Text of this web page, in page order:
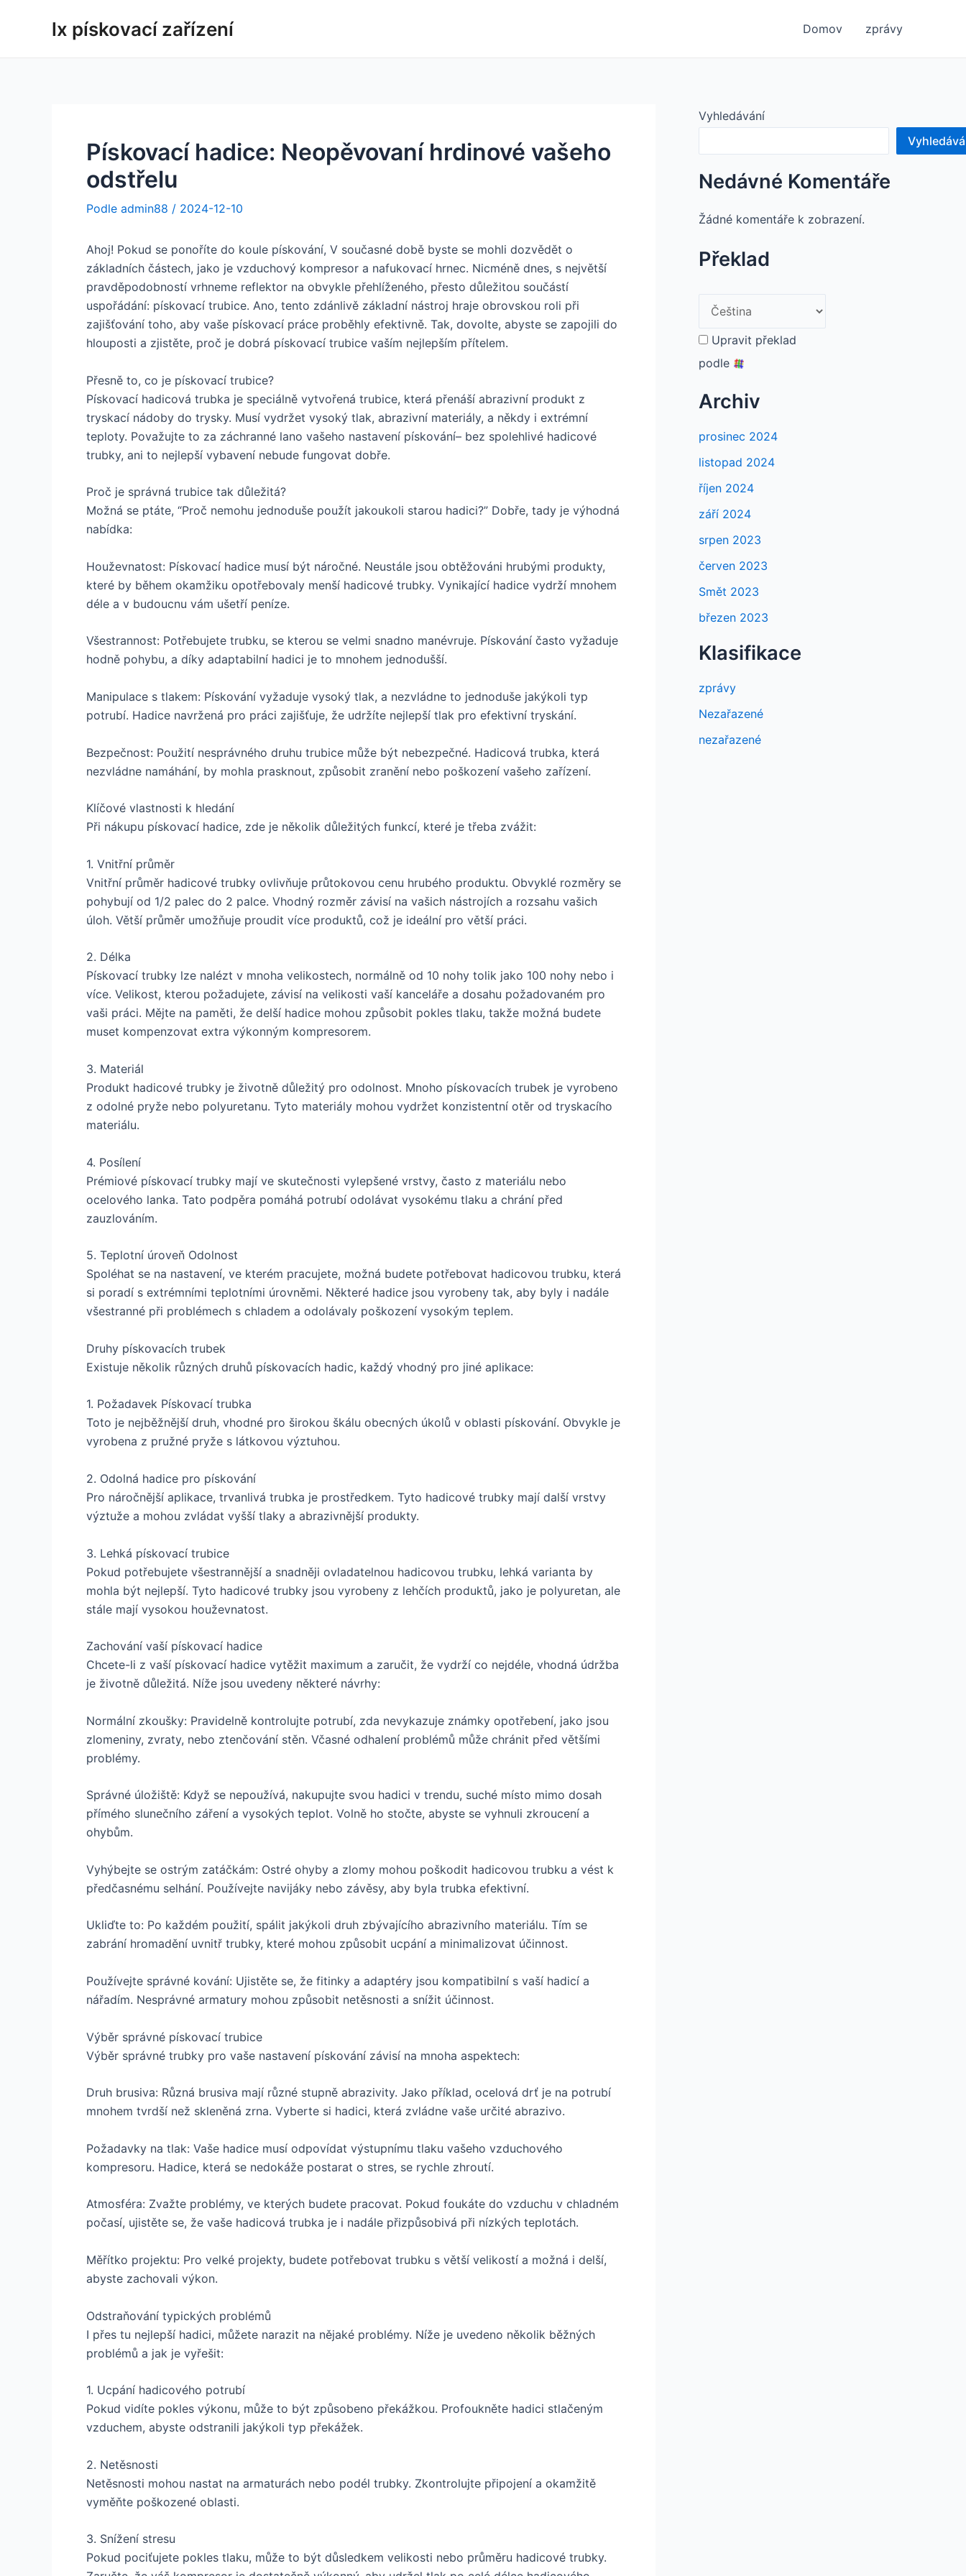
lx pískovací zařízení Domov zprávy
Pískovací hadice: Neopěvovaní hrdinové vašeho
odstřelu
Podle admin88 / 2024-12-10
Ahoj! Pokud se ponoříte do koule pískování, V současné době byste se mohli dozvědět o
základních částech, jako je vzduchový kompresor a nafukovací hrnec. Nicméně dnes, s největší
pravděpodobností vrhneme reflektor na obvykle přehlíženého, přesto důležitou součástí
uspořádání: pískovací trubice. Ano, tento zdánlivě základní nástroj hraje obrovskou roli při
zajišťování toho, aby vaše pískovací práce proběhly efektivně. Tak, dovolte, abyste se zapojili do
hlouposti a zjistěte, proč je dobrá pískovací trubice vaším nejlepším přítelem.
Přesně to, co je pískovací trubice?
Pískovací hadicová trubka je speciálně vytvořená trubice, která přenáší abrazivní produkt z
tryskací nádoby do trysky. Musí vydržet vysoký tlak, abrazivní materiály, a někdy i extrémní
teploty. Považujte to za záchranné lano vašeho nastavení pískování– bez spolehlivé hadicové
trubky, ani to nejlepší vybavení nebude fungovat dobře.
Proč je správná trubice tak důležitá?
Možná se ptáte, “Proč nemohu jednoduše použít jakoukoli starou hadici?” Dobře, tady je výhodná
nabídka:
Houževnatost: Pískovací hadice musí být náročné. Neustále jsou obtěžováni hrubými produkty,
které by během okamžiku opotřebovaly menší hadicové trubky. Vynikající hadice vydrží mnohem
déle a v budoucnu vám ušetří peníze.
Všestrannost: Potřebujete trubku, se kterou se velmi snadno manévruje. Pískování často vyžaduje
hodně pohybu, a díky adaptabilní hadici je to mnohem jednodušší.
Manipulace s tlakem: Pískování vyžaduje vysoký tlak, a nezvládne to jednoduše jakýkoli typ
potrubí. Hadice navržená pro práci zajišťuje, že udržíte nejlepší tlak pro efektivní tryskání.
Bezpečnost: Použití nesprávného druhu trubice může být nebezpečné. Hadicová trubka, která
nezvládne namáhání, by mohla prasknout, způsobit zranění nebo poškození vašeho zařízení.
Klíčové vlastnosti k hledání
Při nákupu pískovací hadice, zde je několik důležitých funkcí, které je třeba zvážit:
1. Vnitřní průměr
Vnitřní průměr hadicové trubky ovlivňuje průtokovou cenu hrubého produktu. Obvyklé rozměry se
pohybují od 1/2 palec do 2 palce. Vhodný rozměr závisí na vašich nástrojích a rozsahu vašich
úloh. Větší průměr umožňuje proudit více produktů, což je ideální pro větší práci.
2. Délka
Pískovací trubky lze nalézt v mnoha velikostech, normálně od 10 nohy tolik jako 100 nohy nebo i
více. Velikost, kterou požadujete, závisí na velikosti vaší kanceláře a dosahu požadovaném pro
vaši práci. Mějte na paměti, že delší hadice mohou způsobit pokles tlaku, takže možná budete
muset kompenzovat extra výkonným kompresorem.
3. Materiál
Produkt hadicové trubky je životně důležitý pro odolnost. Mnoho pískovacích trubek je vyrobeno
z odolné pryže nebo polyuretanu. Tyto materiály mohou vydržet konzistentní otěr od tryskacího
materiálu.
4. Posílení
Prémiové pískovací trubky mají ve skutečnosti vylepšené vrstvy, často z materiálu nebo
ocelového lanka. Tato podpěra pomáhá potrubí odolávat vysokému tlaku a chrání před
zauzlováním.
5. Teplotní úroveň Odolnost
Spoléhat se na nastavení, ve kterém pracujete, možná budete potřebovat hadicovou trubku, která
si poradí s extrémními teplotními úrovněmi. Některé hadice jsou vyrobeny tak, aby byly i nadále
všestranné při problémech s chladem a odolávaly poškození vysokým teplem.
Druhy pískovacích trubek
Existuje několik různých druhů pískovacích hadic, každý vhodný pro jiné aplikace:
1. Požadavek Pískovací trubka
Toto je nejběžnější druh, vhodné pro širokou škálu obecných úkolů v oblasti pískování. Obvykle je
vyrobena z pružné pryže s látkovou výztuhou.
2. Odolná hadice pro pískování
Pro náročnější aplikace, trvanlivá trubka je prostředkem. Tyto hadicové trubky mají další vrstvy
výztuže a mohou zvládat vyšší tlaky a abrazivnější produkty.
3. Lehká pískovací trubice
Pokud potřebujete všestrannější a snadněji ovladatelnou hadicovou trubku, lehká varianta by
mohla být nejlepší. Tyto hadicové trubky jsou vyrobeny z lehčích produktů, jako je polyuretan, ale
stále mají vysokou houževnatost.
Zachování vaší pískovací hadice
Chcete-li z vaší pískovací hadice vytěžit maximum a zaručit, že vydrží co nejdéle, vhodná údržba
je životně důležitá. Níže jsou uvedeny některé návrhy:
Normální zkoušky: Pravidelně kontrolujte potrubí, zda nevykazuje známky opotřebení, jako jsou
zlomeniny, zvraty, nebo ztenčování stěn. Včasné odhalení problémů může chránit před většími
problémy.
Správné úložiště: Když se nepoužívá, nakupujte svou hadici v trendu, suché místo mimo dosah
přímého slunečního záření a vysokých teplot. Volně ho stočte, abyste se vyhnuli zkroucení a
ohybům.
Vyhýbejte se ostrým zatáčkám: Ostré ohyby a zlomy mohou poškodit hadicovou trubku a vést k
předčasnému selhání. Používejte navijáky nebo závěsy, aby byla trubka efektivní.
Ukliďte to: Po každém použití, spálit jakýkoli druh zbývajícího abrazivního materiálu. Tím se
zabrání hromadění uvnitř trubky, které mohou způsobit ucpání a minimalizovat účinnost.
Používejte správné kování: Ujistěte se, že fitinky a adaptéry jsou kompatibilní s vaší hadicí a
nářadím. Nesprávné armatury mohou způsobit netěsnosti a snížit účinnost.
Výběr správné pískovací trubice
Výběr správné trubky pro vaše nastavení pískování závisí na mnoha aspektech:
Druh brusiva: Různá brusiva mají různé stupně abrazivity. Jako příklad, ocelová drť je na potrubí
mnohem tvrdší než skleněná zrna. Vyberte si hadici, která zvládne vaše určité abrazivo.
Požadavky na tlak: Vaše hadice musí odpovídat výstupnímu tlaku vašeho vzduchového
kompresoru. Hadice, která se nedokáže postarat o stres, se rychle zhroutí.
Atmosféra: Zvažte problémy, ve kterých budete pracovat. Pokud foukáte do vzduchu v chladném
počasí, ujistěte se, že vaše hadicová trubka je i nadále přizpůsobivá při nízkých teplotách.
Měřítko projektu: Pro velké projekty, budete potřebovat trubku s větší velikostí a možná i delší,
abyste zachovali výkon.
Odstraňování typických problémů
I přes tu nejlepší hadici, můžete narazit na nějaké problémy. Níže je uvedeno několik běžných
problémů a jak je vyřešit:
1. Ucpání hadicového potrubí
Pokud vidíte pokles výkonu, může to být způsobeno překážkou. Profoukněte hadici stlačeným
vzduchem, abyste odstranili jakýkoli typ překážek.
2. Netěsnosti
Netěsnosti mohou nastat na armaturách nebo podél trubky. Zkontrolujte připojení a okamžitě
vyměňte poškozené oblasti.
3. Snížení stresu
Pokud pociťujete pokles tlaku, může to být důsledkem velikosti nebo průměru hadicové trubky.
Vyhledávání
Nedávné Komentáře
Žádné komentáře k zobrazení.
Překlad
Upravit překlad
podle
Archiv
prosinec 2024
listopad 2024
říjen 2024
září 2024
srpen 2023
červen 2023
Smět 2023
březen 2023
Klasifikace
zprávy
Nezařazené
nezařazené